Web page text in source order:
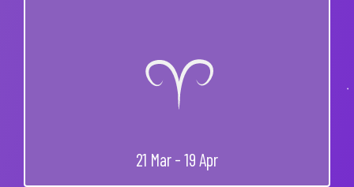
21 Mar - 19 Apr